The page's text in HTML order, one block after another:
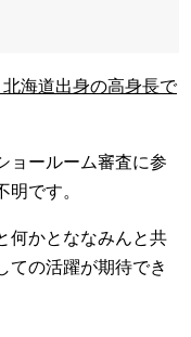
海道出身の高身長で
ョールーム審査に参
です。
何かとななみんと共
ての活躍が期待でき